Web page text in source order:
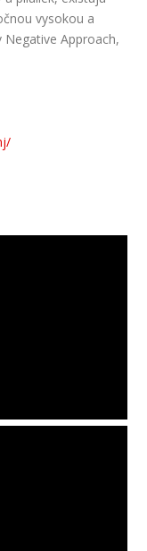
vysokou a
Approach,